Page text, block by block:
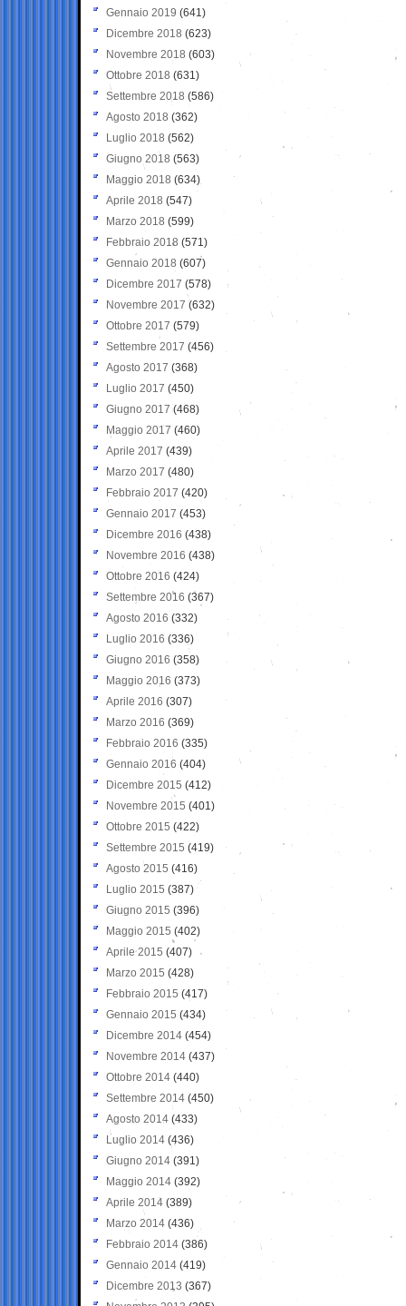
Gennaio 2019 (641)
Dicembre 2018 (623)
Novembre 2018 (603)
Ottobre 2018 (631)
Settembre 2018 (586)
Agosto 2018 (362)
Luglio 2018 (562)
Giugno 2018 (563)
Maggio 2018 (634)
Aprile 2018 (547)
Marzo 2018 (599)
Febbraio 2018 (571)
Gennaio 2018 (607)
Dicembre 2017 (578)
Novembre 2017 (632)
Ottobre 2017 (579)
Settembre 2017 (456)
Agosto 2017 (368)
Luglio 2017 (450)
Giugno 2017 (468)
Maggio 2017 (460)
Aprile 2017 (439)
Marzo 2017 (480)
Febbraio 2017 (420)
Gennaio 2017 (453)
Dicembre 2016 (438)
Novembre 2016 (438)
Ottobre 2016 (424)
Settembre 2016 (367)
Agosto 2016 (332)
Luglio 2016 (336)
Giugno 2016 (358)
Maggio 2016 (373)
Aprile 2016 (307)
Marzo 2016 (369)
Febbraio 2016 (335)
Gennaio 2016 (404)
Dicembre 2015 (412)
Novembre 2015 (401)
Ottobre 2015 (422)
Settembre 2015 (419)
Agosto 2015 (416)
Luglio 2015 (387)
Giugno 2015 (396)
Maggio 2015 (402)
Aprile 2015 (407)
Marzo 2015 (428)
Febbraio 2015 (417)
Gennaio 2015 (434)
Dicembre 2014 (454)
Novembre 2014 (437)
Ottobre 2014 (440)
Settembre 2014 (450)
Agosto 2014 (433)
Luglio 2014 (436)
Giugno 2014 (391)
Maggio 2014 (392)
Aprile 2014 (389)
Marzo 2014 (436)
Febbraio 2014 (386)
Gennaio 2014 (419)
Dicembre 2013 (367)